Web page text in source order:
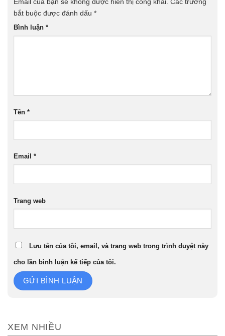
bắt buộc được đánh dấu *
Bình luận *
Tên *
Email *
Trang web
Lưu tên của tôi, email, và trang web trong trình duyệt này
cho lần bình luận kế tiếp của tôi.
XEM NHIỀU